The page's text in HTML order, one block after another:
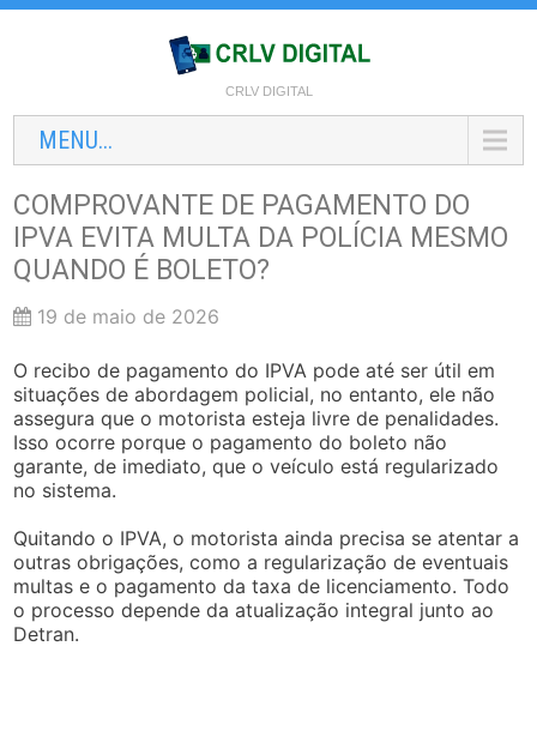
CRLV DIGITAL
MENU...
COMPROVANTE DE PAGAMENTO DO
IPVA EVITA MULTA DA POLÍCIA MESMO
QUANDO É BOLETO?
19 de maio de 2026
O recibo de pagamento do IPVA pode até ser útil em
situações de abordagem policial, no entanto, ele não
assegura que o motorista esteja livre de penalidades.
Isso ocorre porque o pagamento do boleto não
garante, de imediato, que o veículo está regularizado
no sistema.
Quitando o IPVA, o motorista ainda precisa se atentar a
outras obrigações, como a regularização de eventuais
multas e o pagamento da taxa de licenciamento. Todo
o processo depende da atualização integral junto ao
Detran.